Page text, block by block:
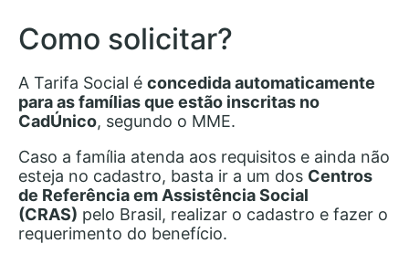
Como solicitar?
A Tarifa Social é concedida automaticamente
para as famílias que estão inscritas no
CadÚnico, segundo o MME.
Caso a família atenda aos requisitos e ainda não
esteja no cadastro, basta ir a um dos Centros
de Referência em Assistência Social
(CRAS) pelo Brasil, realizar o cadastro e fazer o
requerimento do benefício.